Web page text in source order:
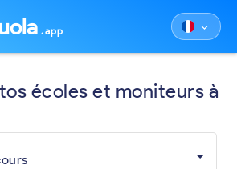
.app keyboard_arrow_down
écoles et moniteurs à